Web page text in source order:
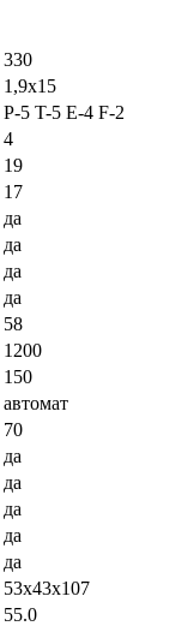
330
1,9x15
P-5 T-5 E-4 F-2
4
19
17
да
да
да
да
58
1200
150
автомат
70
да
да
да
да
да
53x43x107
55.0